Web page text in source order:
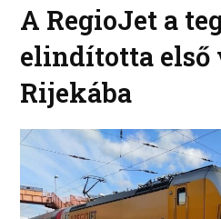
A RegioJet a
elindította első
Rijekába